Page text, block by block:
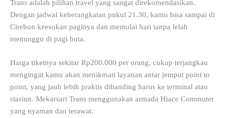
Trans adalah pilihan travel yang sangat direkomendasikan.
Dengan jadwal keberangkatan pukul 21.30, kamu bisa sampai di
Cirebon keesokan paginya dan memulai hari tanpa lelah
menunggu di pagi buta.
Harga tiketnya sekitar Rp200.000 per orang, cukup terjangkau
mengingat kamu akan menikmati layanan antar jemput point to
point, yang jauh lebih praktis dibanding harus ke terminal atau
stasiun. Mekarsari Trans menggunakan armada Hiace Commuter
yang nyaman dan terawat.